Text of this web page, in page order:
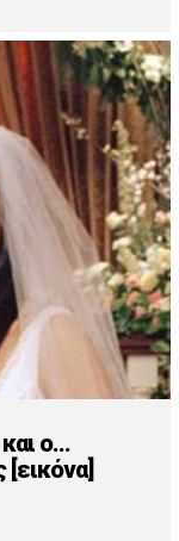
ο...
[εικόνα]